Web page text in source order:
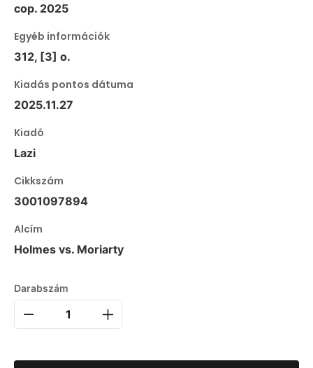
cop. 2025
Egyéb információk
312, [3] o.
Kiadás pontos dátuma
2025.11.27
Kiadó
Lazi
Cikkszám
3001097894
Alcím
Holmes vs. Moriarty
Darabszám